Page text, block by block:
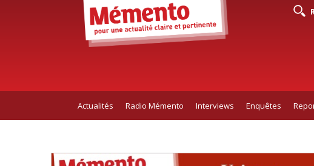
Actualités Radio Mémento Interviews Enquêtes